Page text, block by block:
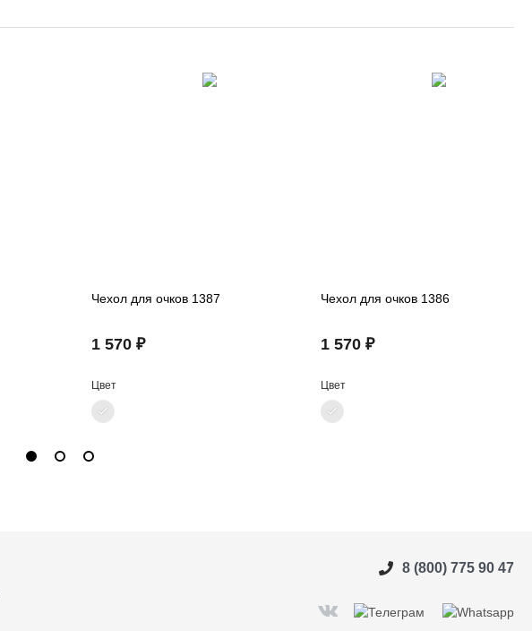
Чехол для очков 1387
1 570 ₽
Цвет
Чехол для очков 1386
1 570 ₽
Цвет
8 (800) 775 90 47